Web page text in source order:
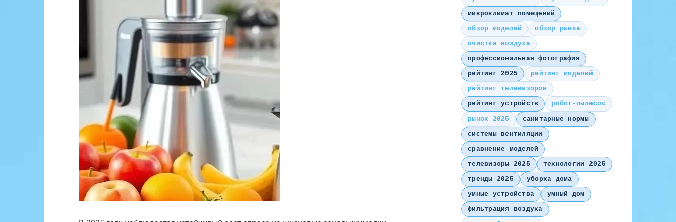
микроклимат помещений
обзор моделей
обзор рынка
очистка воздуха
профессиональная фотография
рейтинг 2025
рейтинг моделей
рейтинг телевизоров
рейтинг устройств
робот-пылесос
рынок 2025
санитарные нормы
системы вентиляции
сравнение моделей
телевизоры 2025
технологии 2025
тренды 2025
уборка дома
умные устройства
умный дом
фильтрация воздуха